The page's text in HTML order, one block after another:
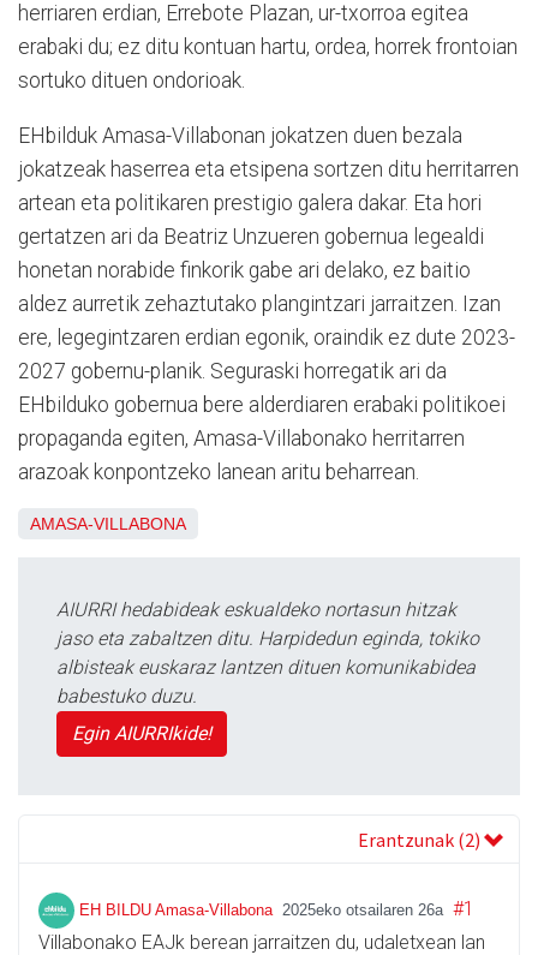
herriaren erdian, Errebote Plazan, ur-txorroa egitea
erabaki du; ez ditu kontuan hartu, ordea, horrek frontoian
sortuko dituen ondorioak.
EHbilduk Amasa-Villabonan jokatzen duen bezala
jokatzeak haserrea eta etsipena sortzen ditu herritarren
artean eta politikaren prestigio galera dakar. Eta hori
gertatzen ari da Beatriz Unzueren gobernua legealdi
honetan norabide finkorik gabe ari delako, ez baitio
aldez aurretik zehaztutako plangintzari jarraitzen. Izan
ere, legegintzaren erdian egonik, oraindik ez dute 2023-
2027 gobernu-planik. Seguraski horregatik ari da
EHbilduko gobernua bere alderdiaren erabaki politikoei
propaganda egiten, Amasa-Villabonako herritarren
arazoak konpontzeko lanean aritu beharrean.
AMASA-VILLABONA
AIURRI hedabideak eskualdeko nortasun hitzak
jaso eta zabaltzen ditu. Harpidedun eginda, tokiko
albisteak euskaraz lantzen dituen komunikabidea
babestuko duzu.
Egin AIURRIkide!
Erantzunak (2)
EH BILDU Amasa-Villabona 2025eko otsailaren 26a #1
Villabonako EAJk berean jarraitzen du, udaletxean lan